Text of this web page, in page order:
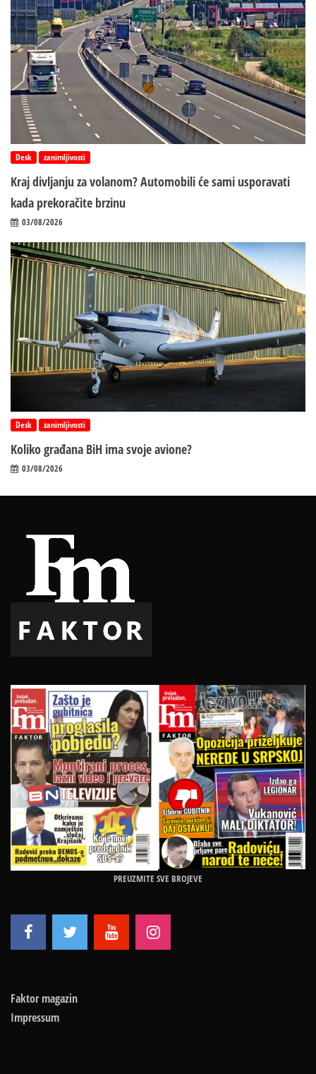
Desk zanimljivosti
Kraj divljanju za volanom? Automobili će sami usporavati
kada prekoračite brzinu
03/08/2026
Desk zanimljivosti
Koliko građana BiH ima svoje avione?
03/08/2026
PREUZMITE SVE BROJEVE
Faktor magazin
Impressum